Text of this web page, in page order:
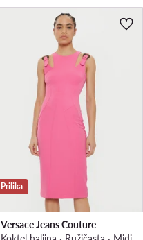
Prilika
Versace Jeans Couture